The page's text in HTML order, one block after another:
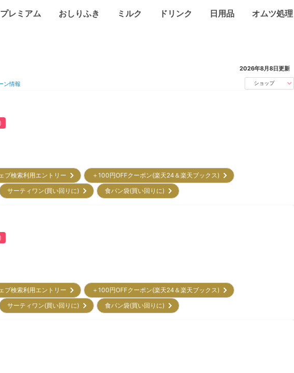
プレミアム おしりふき ミルク ドリンク 日用品 オムツ処理
2026年8月8日更新
ン情報 ショップ
ブ検索利用エントリー
＋100円OFFクーポン(楽天24＆楽天ブックス)
サーティワン(買い回りに) 食パン袋(買い回りに)
ブ検索利用エントリー
＋100円OFFクーポン(楽天24＆楽天ブックス)
サーティワン(買い回りに) 食パン袋(買い回りに)